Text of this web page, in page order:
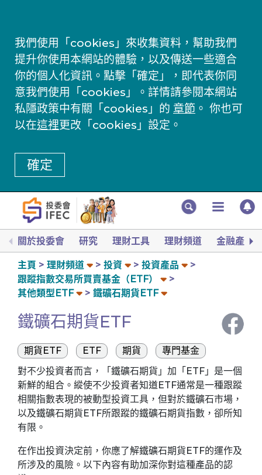
我們使用「cookies」來收集資料，幫助我們
提升你使用本網站的體驗，以及傳送一些適合
你的個人化資訊。點擊「確定」，即代表你同
意我們使用「cookies」。詳情請參閱本網站
私隱政策中有關「cookies」的 章節 。 你也可
以在這裡更改「cookies」設定。
確定
關於投委會 研究 理財工具 理財頻道 金融產品
主頁 理財頻道 投資
投資產品
跟蹤指數交易所買賣基金（ETF）
其他類型ETF
鐵礦石期貨ETF
鐵礦石期貨ETF
期貨ETF ETF 期貨
專門基金
對不少投資者而言，「鐵礦石期貨」加「ETF」是一個
新鮮的組合。縱使不少投資者知道ETF通常是一種跟蹤
相關指數表現的被動型投資工具，但對於鐵礦石市場，
以及鐵礦石期貨ETF所跟蹤的鐵礦石期貨指數，卻所知
有限。
在作出投資決定前，你應了解鐵礦石期貨ETF的運作及
所涉及的風險。以下內容有助加深你對這種產品的認